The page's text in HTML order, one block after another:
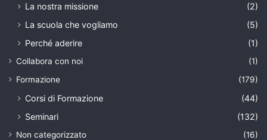
La nostra missione
(2)
La scuola che vogliamo
(5)
Perché aderire
(1)
Collabora con noi
(1)
Formazione
(179)
Corsi di Formazione
(44)
Seminari
(132)
Non categorizzato (16)